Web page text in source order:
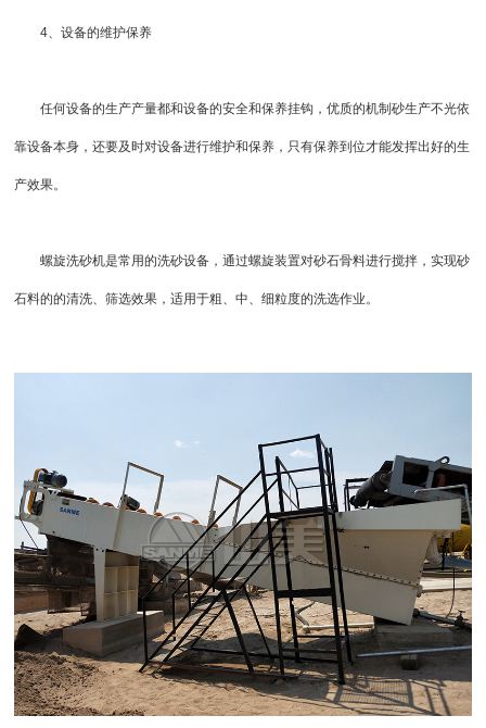
4、设备的维护保养
任何设备的生产产量都和设备的安全和保养挂钩，优质的机制砂生产不光依
靠设备本身，还要及时对设备进行维护和保养，只有保养到位才能发挥出好的生
产效果。
螺旋洗砂机是常用的洗砂设备，通过螺旋装置对砂石骨料进行搅拌，实现砂
石料的的清洗、筛选效果，适用于粗、中、细粒度的洗选作业。